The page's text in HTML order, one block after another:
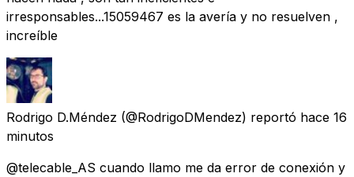
irresponsables...15059467 es la avería y no resuelven ,
increíble
Rodrigo D.Méndez (@RodrigoDMendez) reportó hace 16
minutos
@telecable_AS cuando llamo me da error de conexión y